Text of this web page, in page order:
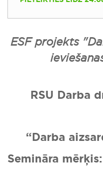
ESF projekts
RSU Darba
“Darba
Semināra mērķis: